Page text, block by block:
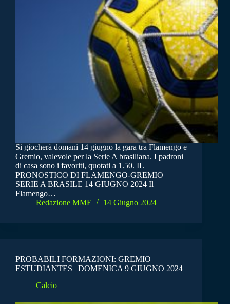
Si giocherà domani 14 giugno la gara tra Flamengo e
Gremio, valevole per la Serie A brasiliana. I padroni
di casa sono i favoriti, quotati a 1.50. IL
PRONOSTICO DI FLAMENGO-GREMIO |
SERIE A BRASILE 14 GIUGNO 2024 Il
Flamengo…
Redazione MME
14 Giugno 2024
PROBABILI FORMAZIONI: GREMIO –
ESTUDIANTES | DOMENICA 9 GIUGNO 2024
Calcio